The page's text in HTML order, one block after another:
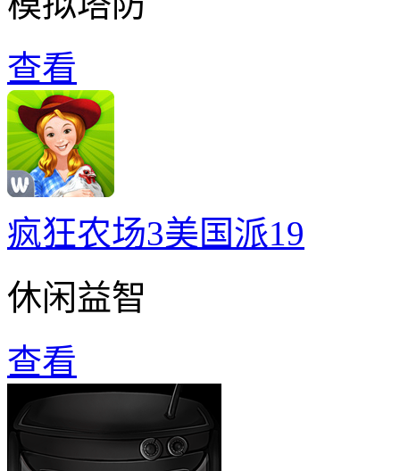
查看
疯狂农场3美国派19
休闲益智
查看